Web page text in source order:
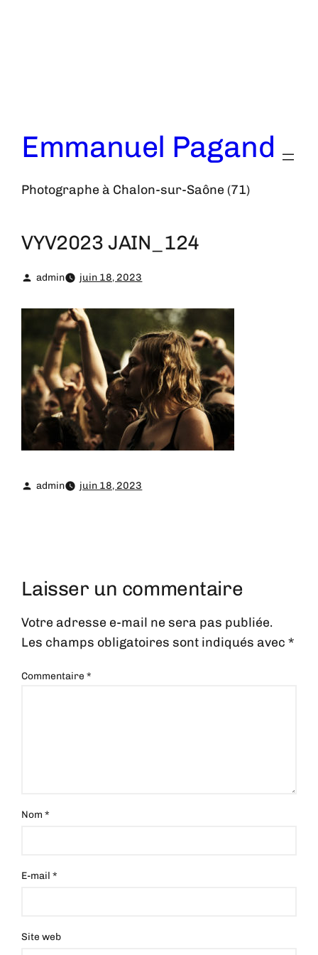
Emmanuel Pagand
Photographe à Chalon-sur-Saône (71)
VYV2023 JAIN_124
admin juin 18, 2023
admin juin 18, 2023
Laisser un commentaire
Votre adresse e-mail ne sera pas publiée.
Les champs obligatoires sont indiqués avec*
Commentaire*
Nom*
E-mail*
Site web